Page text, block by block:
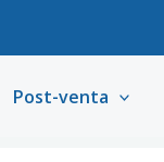
Post-venta